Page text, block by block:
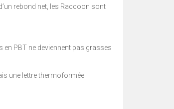
rebond net, les Raccoon sont
en PBT ne deviennent pas grasses
une lettre thermoformée